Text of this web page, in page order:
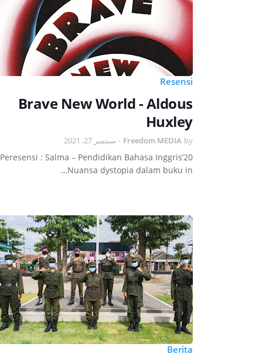
Resensi
Brave New World - Aldous
Huxley
by
Freedom MEDIA
- سبتمبر 27, 2021
Peresensi : Salma – Pendidikan Bahasa Inggris’20
Nuansa dystopia dalam buku in…
Berita